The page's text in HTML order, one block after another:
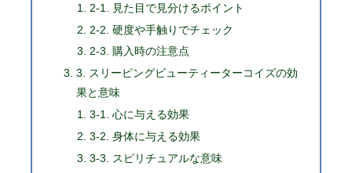
2-1. 見た目で見分けるポイント
2-2. 硬度や手触りでチェック
2-3. 購入時の注意点
3. スリーピングビューティーターコイズの効
果と意味
3-1. 心に与える効果
3-2. 身体に与える効果
3-3. スピリチュアルな意味